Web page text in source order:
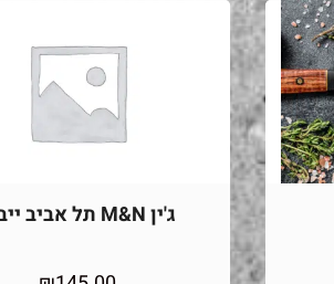
ג'ין M&N תל אביב ייבש